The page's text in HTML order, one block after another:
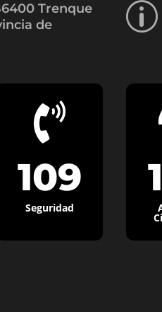
Trenque
de
p

109
Seguridad